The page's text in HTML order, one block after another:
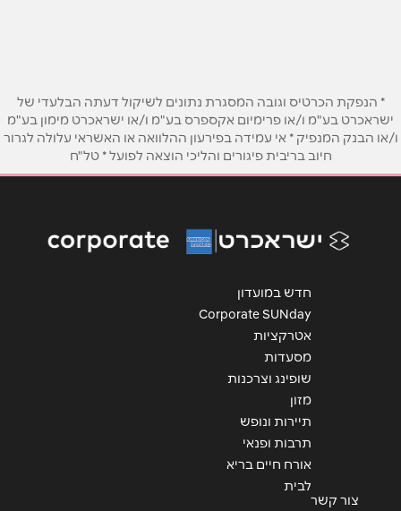
טלפון*
נושא *
הודעה*
* הנפקת הכרטיס וגובה המסגרת נתונים לשיקול דעתה הבלעדי של
ישראכרט בע"מ ו/או פרימיום אקספרס בע"מ ו/או ישראכרט מימון בע"מ
ו/או הבנק המנפיק * אי עמידה בפירעון ההלוואה או האשראי עלולה לגרור
חיוב בריבית פיגורים והליכי הוצאה לפועל * טל"ח
חדש במועדון
Corporate SUNday
אטרקציות
מסעדות
שופינג וצרכנות
מזון
תיירות ונופש
תרבות ופנאי
אורח חיים בריא
לבית
צור קשר